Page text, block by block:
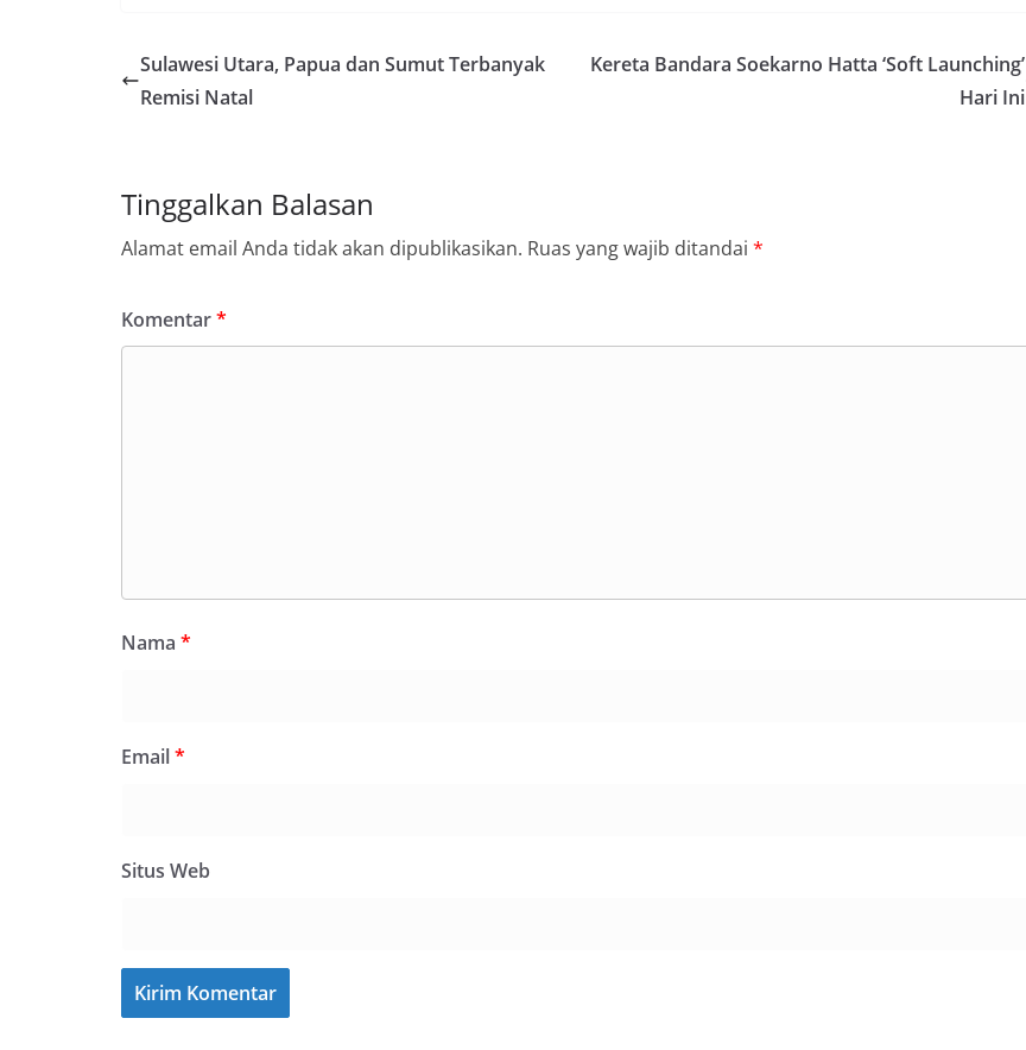
Sulawesi Utara, Papua dan Sumut Terbanyak
Remisi Natal
Kereta Bandara Soekarno Hatta ‘Soft Launching’
Hari Ini
Tinggalkan Balasan
Alamat email Anda tidak akan dipublikasikan. Ruas yang wajib ditandai *
Komentar*
Nama *
Email*
Situs Web